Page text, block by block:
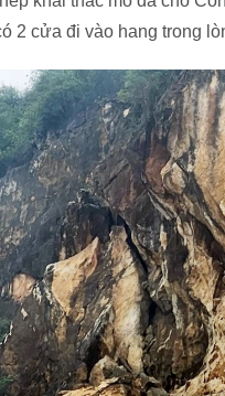
2 cửa đi vào hang trong